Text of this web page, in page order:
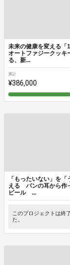
未来の健康を変える「
オートファジークッキ
る、新...
累計
¥386,000
「もったいない」を
える パンの耳から作
ビール ...
このプロジェクトは終
た。